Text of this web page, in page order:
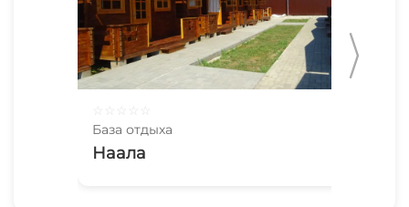
База отдыха
Наала